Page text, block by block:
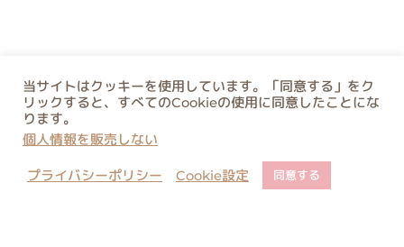
当サイトはクッキーを使用しています。「同意する」をク
リックすると、すべてのCookieの使用に同意したことにな
ります。
個人情報を販売しない
プライバシーポリシー Cookie設定 同意する